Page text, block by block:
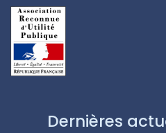
Dernières